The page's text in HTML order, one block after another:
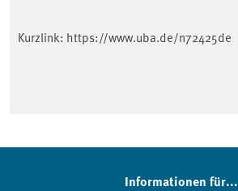
Kurzlink: https://www.uba.de/n72425de
Informationen für...